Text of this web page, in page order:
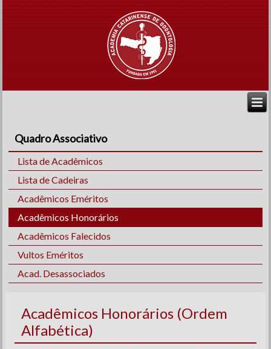
Quadro Associativo
Lista de Acadêmicos
Lista de Cadeiras
Acadêmicos Eméritos
Acadêmicos Honorários
Acadêmicos Falecidos
Vultos Eméritos
Acad. Desassociados
Acadêmicos Honorários (Ordem
Alfabética)